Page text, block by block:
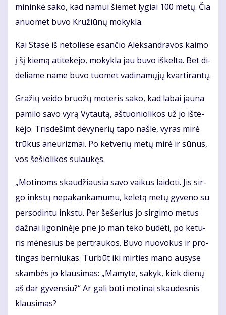
mi­nin­kė sa­ko, kad na­mui šie­met ly­giai 100 me­tų. Čia
anuo­met bu­vo Kru­žiū­nų mo­kyk­la.
Kai Sta­sė iš ne­to­lie­se esan­čio Alek­san­dra­vos kai­mo
į šį kie­mą ati­te­kė­jo, mo­kyk­la jau bu­vo iš­kel­ta. Bet di­
de­lia­me na­me bu­vo tuo­met va­di­na­mų­jų kvar­ti­ran­tų.
Gra­žių vei­do bruo­žų mo­te­ris sa­ko, kad la­bai jau­na
pa­mi­lo sa­vo vy­rą Vy­tau­tą, aš­tuo­nio­li­kos už jo iš­te­
kė­jo. Tris­de­šimt de­vy­ne­rių ta­po naš­le, vy­ras mi­rė
trū­kus aneu­riz­mai. Po ket­ve­rių me­tų mi­rė ir sū­nus,
vos še­šio­li­kos su­lau­kęs.
„Mo­ti­noms skau­džiau­sia sa­vo vai­kus lai­do­ti. Jis sir­
go inks­tų ne­pa­kan­ka­mu­mu, ke­le­tą me­tų gy­ve­no su
per­so­din­tu inks­tu. Per še­še­rius jo sir­gi­mo me­tus
daž­nai li­go­ni­nė­je prie jo man te­ko bu­dė­ti, po ke­tu­
ris mė­ne­sius be per­trau­kos. Bu­vo nuo­vo­kus ir pro­
tin­gas ber­niu­kas. Tur­būt iki mir­ties ma­no au­sy­se
skam­bės jo klau­si­mas: „Ma­my­te, sa­kyk, kiek die­nų
aš dar gy­ven­siu?“ Ar ga­li bū­ti mo­ti­nai skau­des­nis
klau­si­mas?